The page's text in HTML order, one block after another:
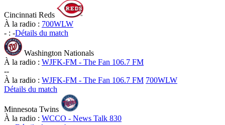
Cincinnati Reds
À la radio : 700WLW
- : -Détails du match
Washington Nationals
À la radio : WJFK-FM - The Fan 106.7 FM
--
À la radio : WJFK-FM - The Fan 106.7 FM 700WLW
Détails du match
Minnesota Twins
À la radio : WCCO - News Talk 830